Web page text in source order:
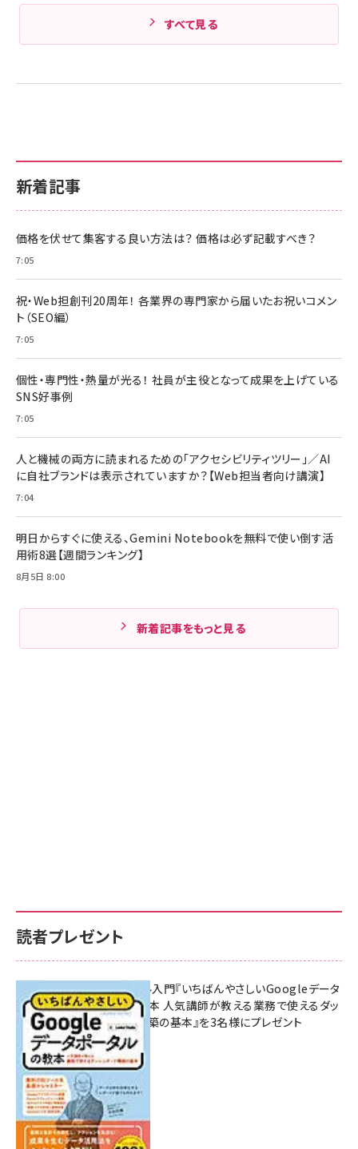
新着記事
価格を伏せて集客する良い方法は？ 価格は必ず記載すべき？
7:05
祝・Web担創刊20周年！ 各業界の専門家から届いたお祝いコメン
ト（SEO編）
7:05
個性・専門性・熱量が光る！ 社員が主役となって成果を上げている
SNS好事例
7:05
人と機械の両方に読まれるための「アクセシビリティツリー」／AI
に自社ブランドは表示されていますか？【Web担当者向け講演】
7:04
明日からすぐに使える、Gemini Notebookを無料で使い倒す活
用術8選【週間ランキング】
8月5日 8:00
新着記事をもっと見る
読者プレゼント
無料BIツール入門『いちばんやさしいGoogleデータ
ポータルの教本 人気講師が教える業務で使えるダッ
シュボード構築の基本』を3名様にプレゼント
7月31日 10:00
すべて見る